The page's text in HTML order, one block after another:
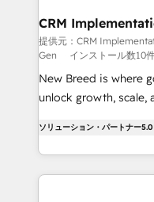
状整理の壁打ちなど、
せください。
trainers to drive platform
Generation - Full-funnel marketing and high-
performance
Expert deployment
to automate growth. 🏆 Elite Excellence - 8 platform
expertise. - A team of 250+ experts dedicated to
your resilient growth.
CRM
Demand Gen
提供元：CRM
Gen
インストール数10
New Breed is where
unlock growth, scale,
customer platform
Loop Marketing
services, smart
ソリューション・パートナー5.0